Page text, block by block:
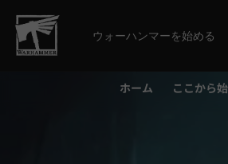
ウォーハンマーを始める
ホーム ここから